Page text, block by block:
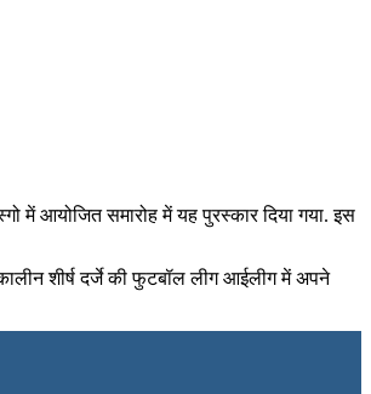
में आयोजित समारोह में यह पुरस्कार दिया गया. इस
शीर्ष दर्जे की फुटबॉल लीग आईलीग में अपने